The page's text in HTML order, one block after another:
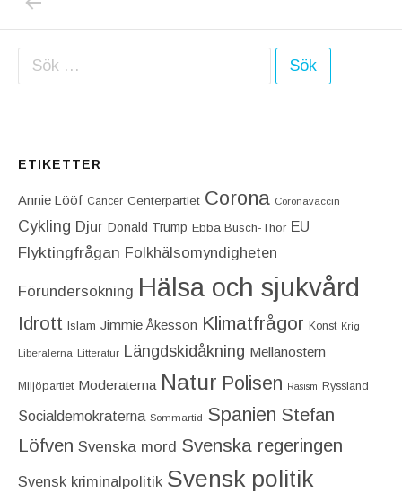
Sök efter:
ETIKETTER
Annie Lööf Cancer Centerpartiet‎ Corona Coronavaccin
Cykling Djur Donald Trump Ebba Busch-Thor EU
Flyktingfrågan Folkhälsomyndigheten
Förundersökning Hälsa och sjukvård
Idrott Islam Jimmie Åkesson Klimatfrågor Konst Krig
Liberalerna Litteratur Längdskidåkning Mellanöstern
Miljöpartiet Moderaterna Natur Polisen Rasism Ryssland
Socialdemokraterna Sommartid Spanien Stefan
Löfven Svenska mord Svenska regeringen
Svensk kriminalpolitik Svensk politik